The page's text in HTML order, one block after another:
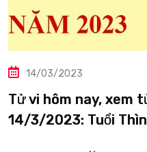
14/03/2023
Tử vi hôm nay, xem
14/3/2023: Tuổi